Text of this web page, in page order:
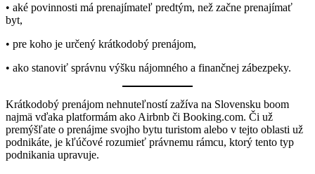
• aké povinnosti má prenajímateľ predtým, než začne prenajímať
byt,
• pre koho je určený krátkodobý prenájom,
• ako stanoviť správnu výšku nájomného a finančnej zábezpeky.
Krátkodobý prenájom nehnuteľností zažíva na Slovensku boom
najmä vďaka platformám ako Airbnb či Booking.com. Či už
premýšľate o prenájme svojho bytu turistom alebo v tejto oblasti už
podnikáte, je kľúčové rozumieť právnemu rámcu, ktorý tento typ
podnikania upravuje.